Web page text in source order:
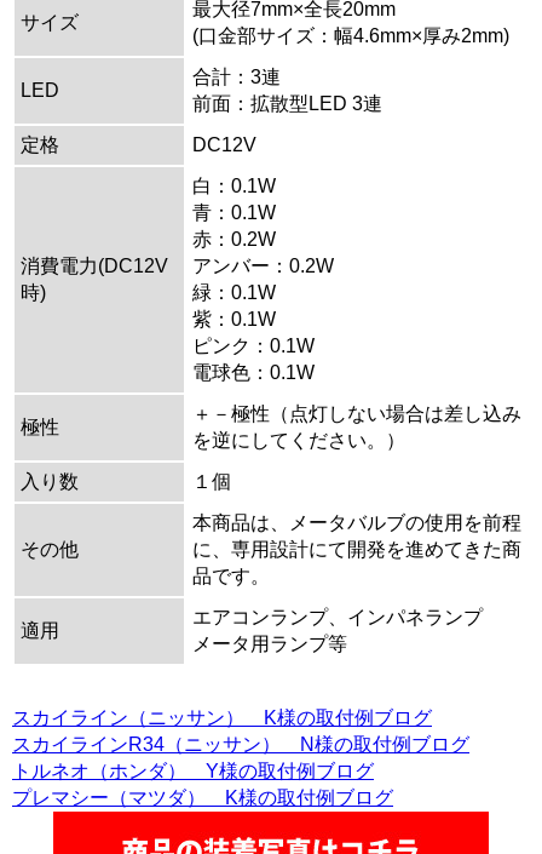
サイズ
最大径7mm×全長20mm
(口金部サイズ：幅4.6mm×厚み2mm)
LED
合計：3連
前面：拡散型LED 3連
定格
DC12V
消費電力(DC12V
時)
白：0.1W
青：0.1W
赤：0.2W
アンバー：0.2W
緑：0.1W
紫：0.1W
ピンク：0.1W
電球色：0.1W
極性
＋－極性（点灯しない場合は差し込み
を逆にしてください。）
入り数
１個
その他
本商品は、メータバルブの使用を前程
に、専用設計にて開発を進めてきた商
品です。
適用
エアコンランプ、インパネランプ
メータ用ランプ等
スカイライン（ニッサン） K様の取付例ブログ
スカイラインR34（ニッサン） N様の取付例ブログ
トルネオ（ホンダ） Y様の取付例ブログ
プレマシー（マツダ） K様の取付例ブログ